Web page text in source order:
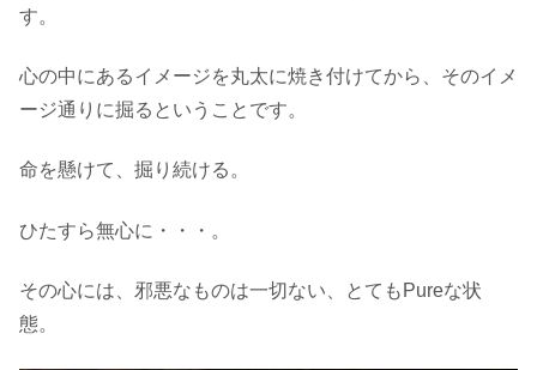
す。
心の中にあるイメージを丸太に焼き付けてから、そのイメ
ージ通りに掘るということです。
命を懸けて、掘り続ける。
ひたすら無心に・・・。
その心には、邪悪なものは一切ない、とてもPureな状
態。